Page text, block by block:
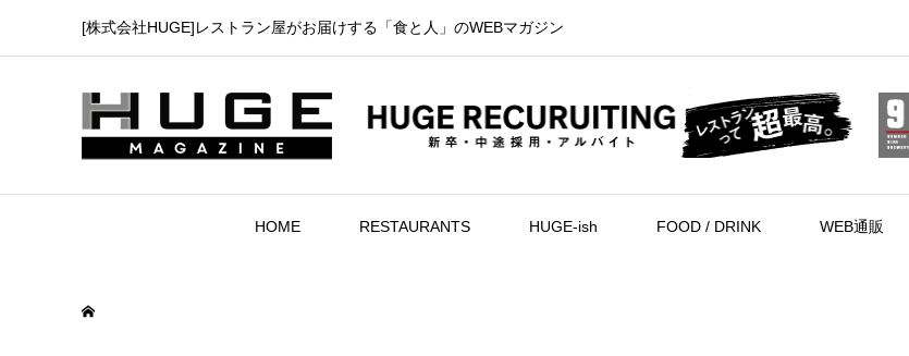
[株式会社HUGE]レストラン屋がお届けする「食と人」のWEBマガジン
HOME RESTAURANTS HUGE-ish FOOD / DRINK WEB通販